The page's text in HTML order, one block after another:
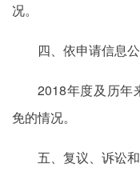
况。
四、依申请信息
2018年度及历年
免的情况。
五、复议、诉讼